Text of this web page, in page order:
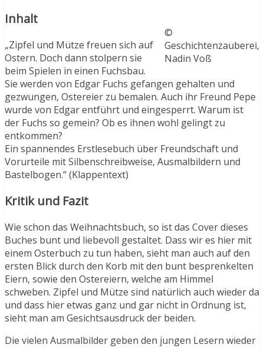
©
Geschichtenzauberei,
Nadin Voß
Inhalt
„Zipfel und Mütze freuen sich auf
Ostern. Doch dann stolpern sie
beim Spielen in einen Fuchsbau.
Sie werden von Edgar Fuchs gefangen gehalten und
gezwungen, Ostereier zu bemalen. Auch ihr Freund Pepe
wurde von Edgar entführt und eingesperrt. Warum ist
der Fuchs so gemein? Ob es ihnen wohl gelingt zu
entkommen?
Ein spannendes Erstlesebuch über Freundschaft und
Vorurteile mit Silbenschreibweise, Ausmalbildern und
Bastelbogen.“ (Klappentext)
Kritik und Fazit
Wie schon das Weihnachtsbuch, so ist das Cover dieses
Buches bunt und liebevoll gestaltet. Dass wir es hier mit
einem Osterbuch zu tun haben, sieht man auch auf den
ersten Blick durch den Korb mit den bunt besprenkelten
Eiern, sowie den Ostereiern, welche am Himmel
schweben. Zipfel und Mütze sind natürlich auch wieder da
und dass hier etwas ganz und gar nicht in Ordnung ist,
sieht man am Gesichtsausdruck der beiden.
Die vielen Ausmalbilder geben den jungen Lesern wieder